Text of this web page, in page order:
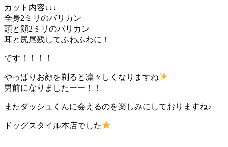
カット内容↓↓↓
全身2ミリのバリカン
頭と顔2ミリのバリカン
耳と尻尾残してふわふわに！
です！！！！
やっぱりお顔を剃ると凛々しくなりますね
男前になりましたーー！！
またダッシュくんに会えるのを楽しみにしておりますね♪
ドッグスタイル本店でした